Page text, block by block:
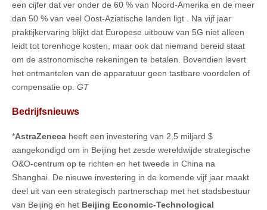
een cijfer dat ver onder de 60 % van Noord-Amerika en de meer
dan 50 % van veel Oost-Aziatische landen ligt . Na vijf jaar
praktijkervaring blijkt dat Europese uitbouw van 5G niet alleen
leidt tot torenhoge kosten, maar ook dat niemand bereid staat
om de astronomische rekeningen te betalen. Bovendien levert
het ontmantelen van de apparatuur geen tastbare voordelen of
compensatie op. GT
Bedrijfsnieuws
*AstraZeneca heeft een investering van 2,5 miljard $
aangekondigd om in Beijing het zesde wereldwijde strategische
O&O-centrum op te richten en het tweede in China na
Shanghai. De nieuwe investering in de komende vijf jaar maakt
deel uit van een strategisch partnerschap met het stadsbestuur
van Beijing en het Beijing Economic-Technological